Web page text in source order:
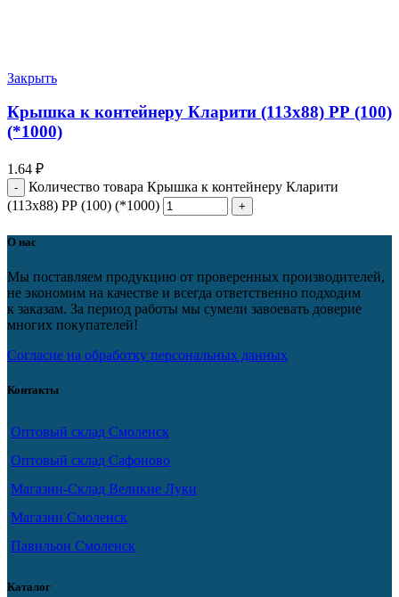
Закрыть
Крышка к контейнеру Кларити (113х88) РР (100)
(*1000)
1.64 ₽
Количество товара Крышка к контейнеру Кларити
(113х88) РР (100) (*1000)
О нас
Мы поставляем продукцию от проверенных производителей,
не экономим на качестве и всегда ответственно подходим
к заказам. За период работы мы сумели завоевать доверие
многих покупателей!
Согласие на обработку персональных данных
Контакты
Оптовый склад Смоленск
Оптовый склад Сафоново
Магазин-Склад Великие Луки
Магазин Смоленск
Павильон Смоленск
Каталог